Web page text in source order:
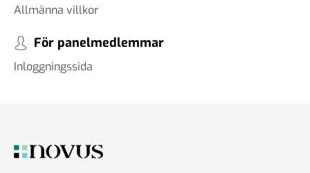
Allmänna villkor
För panelmedlemmar
Inloggningssida